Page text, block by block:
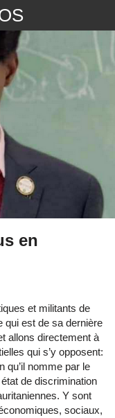
en
et militants de
qui est de sa dernière
allons directement à
qui s’y opposent:
qu’il nomme par le
de discrimination
Y sont
sociaux,